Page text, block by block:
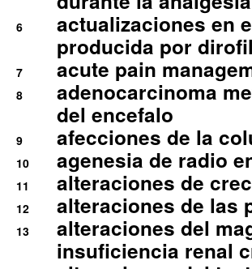
6
actualizaciones en
producida por
7 acute pain
8
adenocarcinoma
del encefalo
9 afecciones de la
10 agenesia de radio
11 alteraciones de
12 alteraciones de las
13
alteraciones del
insuficiencia renal